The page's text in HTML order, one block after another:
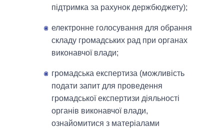
підтримка за рахунок держбюджету);
електронне голосування для обрання
складу громадських рад при органах
виконавчої влади;
громадська експертиза (можливість
подати запит для проведення
громадської експертизи діяльності
органів виконавчої влади,
ознайомитися з матеріалами